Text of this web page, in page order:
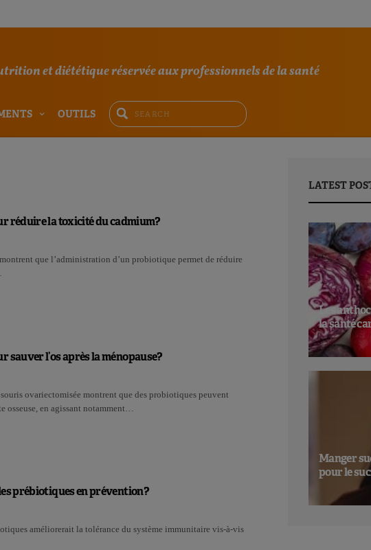
et diététique réservée aux professionnels de la santé
OUTILS
réduire la toxicité du cadmium?
que l’administration d’un probiotique permet de réduire
sauver l’os après la ménopause?
ovariectomisée montrent que des probiotiques peuvent
osseuse, en agissant notamment…
prébiotiques en prévention?
améliorerait la tolérance du système immunitaire vis-à-vis
LATEST
Les
la santé
Manger
pour le